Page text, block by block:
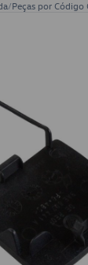
/Peças por Código